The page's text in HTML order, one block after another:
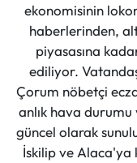
ekonomisinin
haberlerinden,
piyasasına
ediliyor.
Çorum nöbetçi
anlık hava
güncel olarak
İskilip ve Alaca'ya